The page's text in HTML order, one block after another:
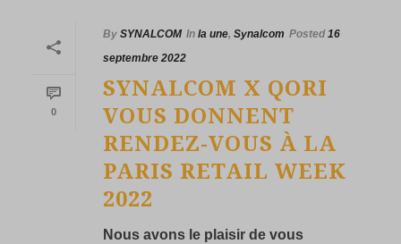
0
By SYNALCOM In la une, Synalcom Posted 16
septembre 2022
SYNALCOM X QORI
VOUS DONNENT
RENDEZ-VOUS À LA
PARIS RETAIL WEEK
2022
Nous avons le plaisir de vous